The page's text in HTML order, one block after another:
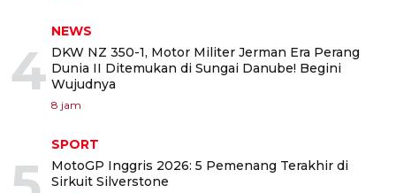
4
NEWS
DKW NZ 350-1, Motor Militer Jerman Era Perang
Dunia II Ditemukan di Sungai Danube! Begini
Wujudnya
8 jam
SPORT
MotoGP Inggris 2026: 5 Pemenang Terakhir di
Sirkuit Silverstone